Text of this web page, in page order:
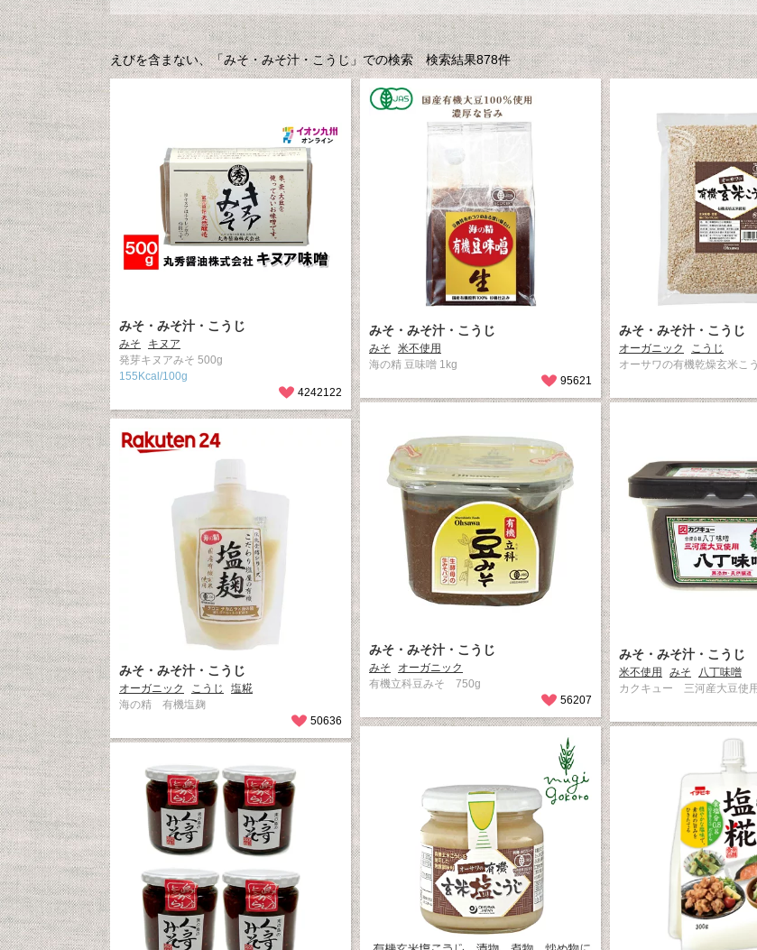
えびを含まない、「みそ・みそ汁・こうじ」での検索 検索結果878件
みそ・みそ汁・こうじ
みそ
キヌア
発芽キヌアみそ 500g
155Kcal/100g
4242122
みそ・みそ汁・こうじ
みそ
米不使用
海の精 豆味噌 1kg
95621
みそ・みそ汁・こうじ
オーガニック
こうじ
オーサワの有機乾燥玄米こ
みそ・みそ汁・こうじ
みそ
オーガニック
有機立科豆みそ 750g
56207
みそ・みそ汁・こうじ
米不使用 みそ
八丁味噌
カクキュー 三河産大豆使
みそ・みそ汁・こうじ
オーガニック こうじ
塩糀
海の精 有機塩麹
50636